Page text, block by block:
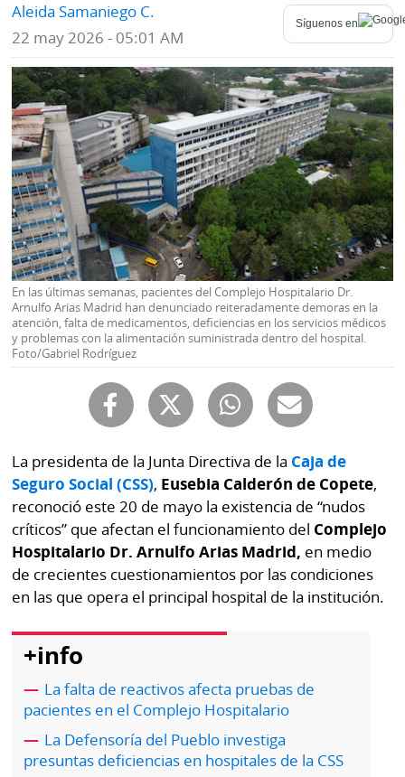
Ponle
la
Firma
Fe
de
erratas
Historias
SERVICIOS
E-
Paper
Buscador
Comunicados
Catálogos
digital
Luctuosas
Contenido
de
marcas
RSS
Temas
Autores
Notas
lector
Buenas
prácticas
OTROS
Metro
por
Metro
Tienda
Panamá
Mi
Diario
Ellas
Club
Aleida Samaniego C.
22 may 2026 - 05:01 AM
Síguenos en
En las últimas semanas, pacientes del Complejo Hospitalario Dr.
Arnulfo Arias Madrid han denunciado reiteradamente demoras en la
atención, falta de medicamentos, deficiencias en los servicios médicos
y problemas con la alimentación suministrada dentro del hospital.
Foto/Gabriel Rodríguez
La presidenta de la Junta Directiva de la Caja de
Seguro Social (CSS), Eusebia Calderón de Copete,
reconoció este 20 de mayo la existencia de “nudos
críticos” que afectan el funcionamiento del Complejo
Hospitalario Dr. Arnulfo Arias Madrid, en medio
de crecientes cuestionamientos por las condiciones
en las que opera el principal hospital de la institución.
+info
La falta de reactivos afecta pruebas de
pacientes en el Complejo Hospitalario
La Defensoría del Pueblo investiga
presuntas deficiencias en hospitales de la CSS